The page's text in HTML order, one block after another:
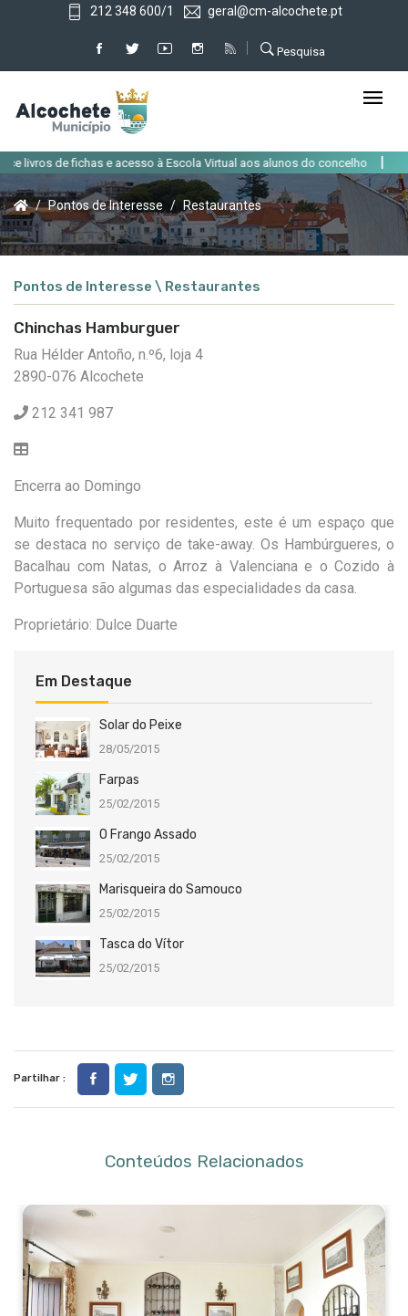
212 348 600/1 geral@cm-alcochete.pt
Pesquisa
de fichas e acesso à Escola Virtual aos alunos do concelho |
Pontos de Interesse Restaurantes
Pontos de Interesse \ Restaurantes
Chinchas Hamburguer
Rua Hélder Antoño, n.º6, loja 4
2890-076 Alcochete
212 341 987
Encerra ao Domingo
Muito frequentado por residentes, este é um espaço que
se destaca no serviço de take-away. Os Hambúrgueres, o
Bacalhau com Natas, o Arroz à Valenciana e o Cozido à
Portuguesa são algumas das especialidades da casa.
Proprietário: Dulce Duarte
Em Destaque
Solar do Peixe
28/05/2015
Farpas
25/02/2015
O Frango Assado
25/02/2015
Marisqueira do Samouco
25/02/2015
Tasca do Vítor
25/02/2015
Partilhar :
Conteúdos Relacionados